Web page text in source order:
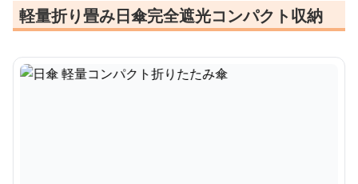
軽量折り畳み日傘完全遮光コンパクト収納